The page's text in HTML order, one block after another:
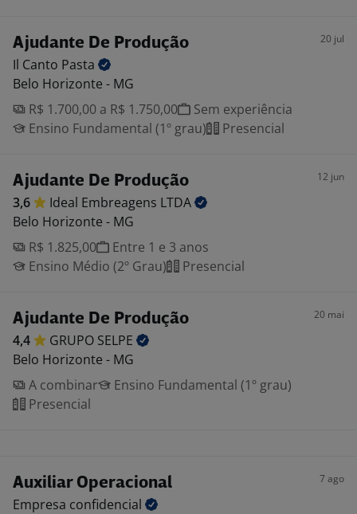
Ajudante De Produção 20 jul
Il Canto Pasta
Belo Horizonte - MG
R$ 1.700,00 a R$ 1.750,00
Sem experiência
Ensino Fundamental (1º grau)
Presencial
Ajudante De Produção 12 jun
3,6 Ideal Embreagens LTDA
Belo Horizonte - MG
R$ 1.825,00
Entre 1 e 3 anos
Ensino Médio (2º Grau)
Presencial
Ajudante De Produção 20 mai
4,4 GRUPO SELPE
Belo Horizonte - MG
A combinar
Ensino Fundamental (1º grau)
Presencial
Auxiliar Operacional 7 ago
Empresa confidencial